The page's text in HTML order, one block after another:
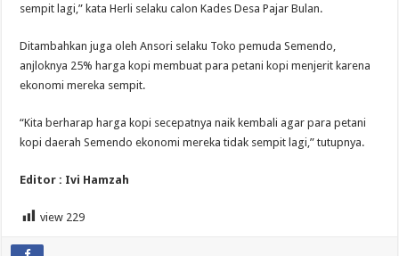
sempit lagi,” kata Herli selaku calon Kades Desa Pajar Bulan.
Ditambahkan juga oleh Ansori selaku Toko pemuda Semendo,
anjloknya 25% harga kopi membuat para petani kopi menjerit karena
ekonomi mereka sempit.
“Kita berharap harga kopi secepatnya naik kembali agar para petani
kopi daerah Semendo ekonomi mereka tidak sempit lagi,” tutupnya.
Editor : Ivi Hamzah
view 229